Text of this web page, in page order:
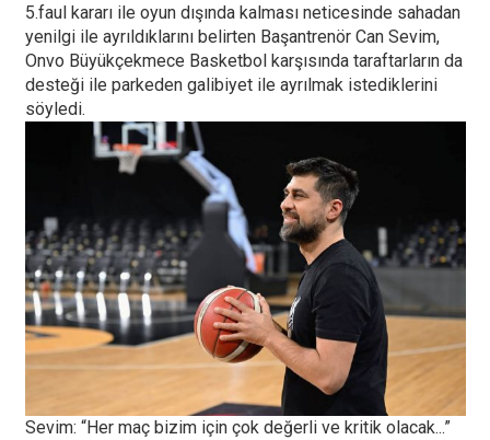
5.faul kararı ile oyun dışında kalması neticesinde sahadan
yenilgi ile ayrıldıklarını belirten Başantrenör Can Sevim,
Onvo Büyükçekmece Basketbol karşısında taraftarların da
desteği ile parkeden galibiyet ile ayrılmak istediklerini
söyledi.
Sevim: “Her maç bizim için çok değerli ve kritik olacak...”